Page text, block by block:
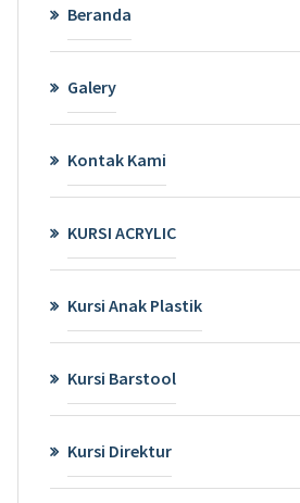
Beranda
Galery
Kontak Kami
KURSI ACRYLIC
Kursi Anak Plastik
Kursi Barstool
Kursi Direktur